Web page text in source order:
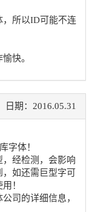
所以ID可能不连
快。
日期：2016.05.31
字体！
经检测，会影响
，如还需巨型字可
！
司的详细信息，